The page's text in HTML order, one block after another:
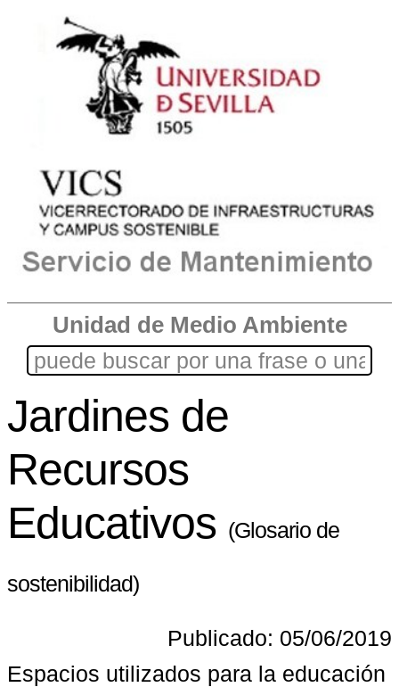
Unidad de Medio Ambiente
Jardines de
Recursos
Educativos (Glosario de
sostenibilidad)
Publicado: 05/06/2019
Espacios utilizados para la educación